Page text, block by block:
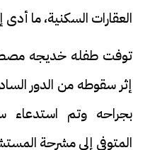
العقارات السكنية، ما أدى
إثر سقوطه من الدور
بجراحه وتم استدعاء
المتوفى إلى مشرحة